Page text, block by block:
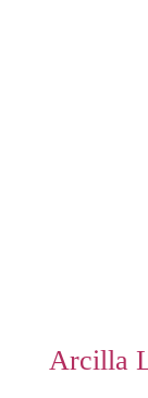
Arcilla